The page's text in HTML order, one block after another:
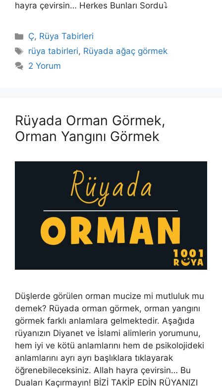
hayra çevirsin… Herkes Bunları Sordu⤵️
Kategoriler
Ç, Rüya Tabirleri
Etiketler
rüya tabirleri, Rüyada ağaç görmek
2 Yorum
Rüyada Orman Görmek,
Orman Yangını Görmek
Düşlerde görülen orman mucize mi mutluluk mu
demek? Rüyada orman görmek, orman yangını
görmek farklı anlamlara gelmektedir. Aşağıda
rüyanızın Diyanet ve İslami alimlerin yorumunu,
hem iyi ve kötü anlamlarını hem de psikolojideki
anlamlarını ayrı ayrı başlıklara tıklayarak
öğrenebileceksiniz. Allah hayra çevirsin… Bu
Duaları Kaçırmayın! BİZİ TAKİP EDİN RÜYANIZI